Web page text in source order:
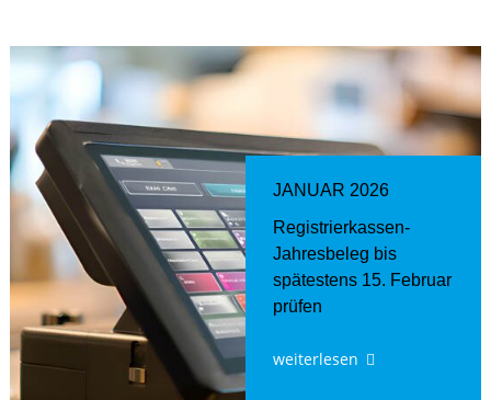
JANUAR 2026
Registrierkassen-
Jahresbeleg bis
spätestens 15. Februar
prüfen
weiterlesen